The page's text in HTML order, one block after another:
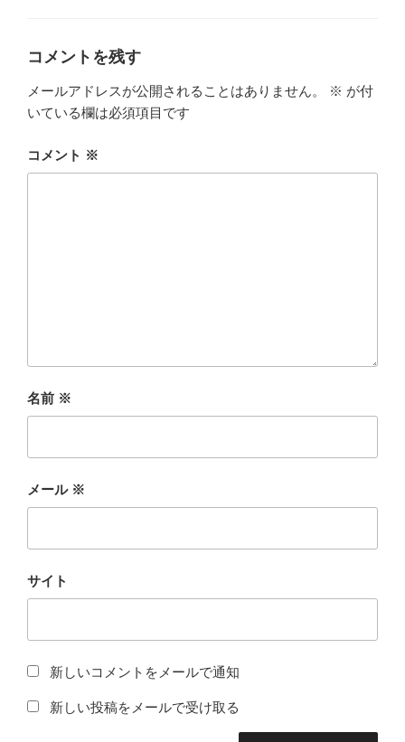
コメントを残す
メールアドレスが公開されることはありません。 ※ が付
いている欄は必須項目です
コメント ※
名前 ※
メール ※
サイト
新しいコメントをメールで通知
新しい投稿をメールで受け取る